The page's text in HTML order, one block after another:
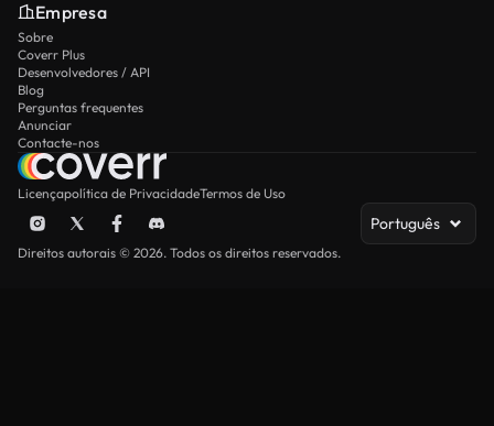
Empresa
Sobre
Coverr Plus
Desenvolvedores / API
Blog
Perguntas frequentes
Anunciar
Contacte-nos
Licençapolítica de PrivacidadeTermos de Uso
Português
Direitos autorais © 2026. Todos os direitos reservados.